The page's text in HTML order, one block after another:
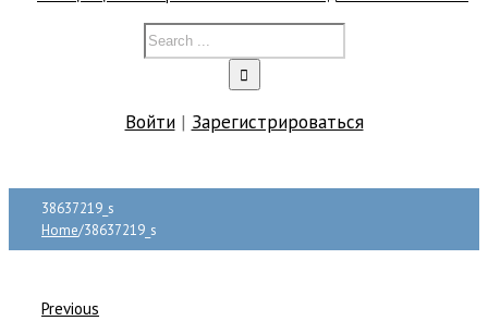
Войти| Зарегистрироваться
38637219_s
Home/38637219_s
Previous